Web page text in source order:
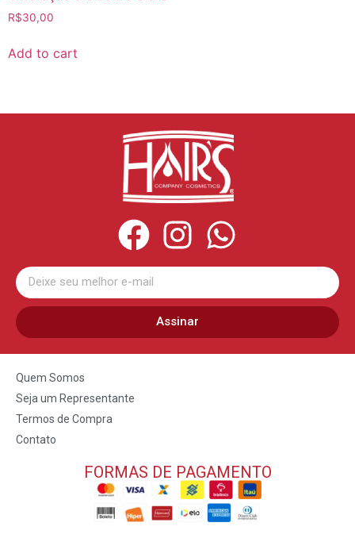
R$30,00
Add to cart
Assinar
Quem Somos
Seja um Representante
Termos de Compra
Contato
FORMAS DE PAGAMENTO